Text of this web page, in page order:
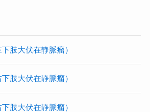
肢大伏在静脈瘤）
肢大伏在静脈瘤）
肢大伏在静脈瘤）